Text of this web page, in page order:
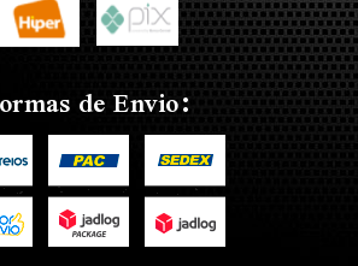
de Envio: